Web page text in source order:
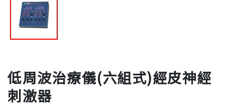
低周波治療儀(六組式)經皮神經
刺激器